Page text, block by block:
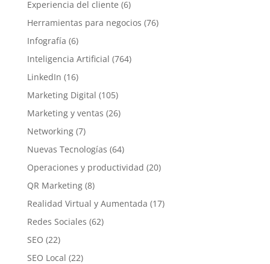
Experiencia del cliente (6)
Herramientas para negocios (76)
Infografía (6)
Inteligencia Artificial (764)
LinkedIn (16)
Marketing Digital (105)
Marketing y ventas (26)
Networking(7)
Nuevas Tecnologías (64)
Operaciones y productividad (20)
QR Marketing(8)
Realidad Virtual y Aumentada (17)
Redes Sociales (62)
SEO (22)
SEO Local (22)